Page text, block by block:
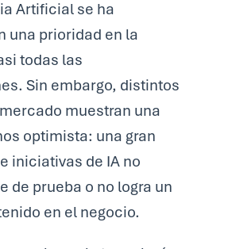
Artificial se ha
una prioridad en la
todas las
Sin embargo, distintos
muestran una
optimista: una gran
iniciativas de IA no
de prueba o no logra un
en el negocio.